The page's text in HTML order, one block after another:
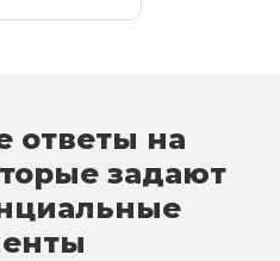
ответы на
задают